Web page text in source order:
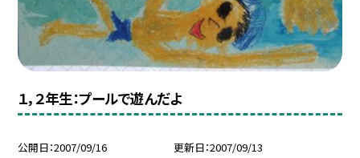
１，２年生：プールで遊んだよ
公開日 2007/09/16 更新日 2007/09/13